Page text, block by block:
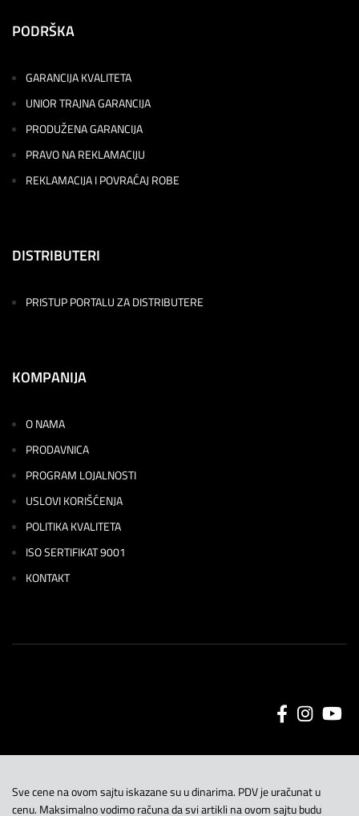
PODRŠKA
GARANCIJA KVALITETA
UNIOR TRAJNA GARANCIJA
PRODUŽENA GARANCIJA
PRAVO NA REKLAMACIJU
REKLAMACIJA I POVRAĆAJ ROBE
DISTRIBUTERI
PRISTUP PORTALU ZA DISTRIBUTERE
KOMPANIJA
O NAMA
PRODAVNICA
PROGRAM LOJALNOSTI
USLOVI KORIŠĆENJA
POLITIKA KVALITETA
ISO SERTIFIKAT 9001
KONTAKT
Sve cene na ovom sajtu iskazane su u dinarima. PDV je uračunat u
cenu. Maksimalno vodimo računa da svi artikli na ovom sajtu budu